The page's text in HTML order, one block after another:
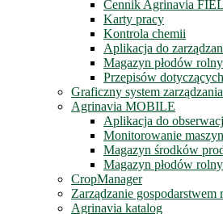
Cennik Agrinavia
Karty pracy
Kontrola chemii
Aplikacja do
Magazyn płodów
Przepisów
Graficzny system
Agrinavia MOBILE
Aplikacja do
Monitorowanie
Magazyn środków
Magazyn płodów
CropManager
Zarządzanie gospodarstwem
Agrinavia katalog